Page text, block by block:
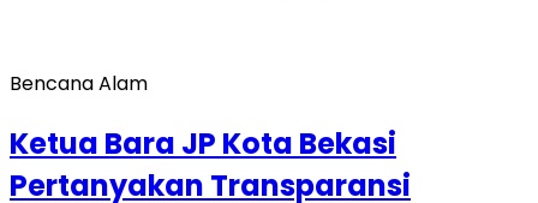
Bencana Alam
Ketua Bara JP Kota Bekasi
Pertanyakan Transparansi